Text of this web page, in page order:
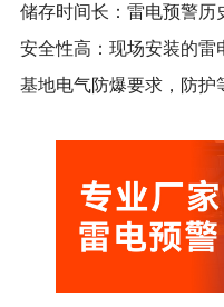
储存时间长：雷电预警历
安全性高：现场安装的雷
基地电气防爆要求，防护